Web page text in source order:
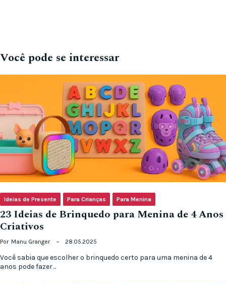
Você pode se interessar
Ideias de Presente Para Crianças Para Menina
23 Ideias de Brinquedo para Menina de 4 Anos
Criativos
Por Manu Granger 28.05.2025
Você sabia que escolher o brinquedo certo para uma menina de 4
anos pode fazer…